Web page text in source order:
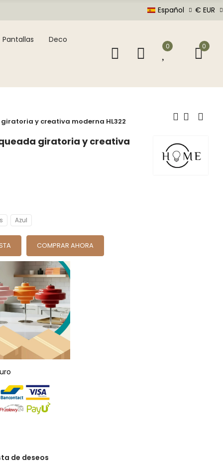
Español € EUR
Pantallas Deco
0 0
y creativa moderna HL322
giratoria y creativa
Azul
COMPRAR AHORA
de deseos